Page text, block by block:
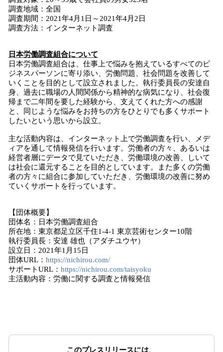
調査地域：全国
調査期間：2021年4月1日～2021年4月2日
調査方法：インターネット調査
日本労働調査組合について
日本労働調査組合は、仕事上で悩みを抱えているすべてのビ
ジネスパーソンに寄り添い、労働問題、社会問題を改善して
いくことを目的として設立されました。執行委員長の安達自
身、過去に職場の人間関係から精神的な病気になり、社会復
帰まで二年間を要した経験から、支えてくれた方への感謝
と、同じような悩みをお持ちの方をひとりでも多くサポート
したいという思いから設立。
主な活動内容は、インターネット上で労働調査を行い、メデ
ィアを通して情報発信を行います。労働者の方々、あるいは
経営者層にデータで見ていただき、労働環境の改善、しいて
は社会に還元することを目的としています。また多くの労働
者の方々に組合に参加していただき、労働環境の改善に努め
ていくサポートを行っています。
【団体概要】
団体名：日本労働調査組合
所在地：東京都足立区千住1-4-1 東京芸術センター10階
執行委員長：安達 雄也（アダチユウヤ）
設立日：2021年1月15日
団体URL： https://nichirou.com/
サポートURL： https://nichirou.com/taisyoku
主活動内容：労働に関する調査と情報発信
このプレスリリースには、